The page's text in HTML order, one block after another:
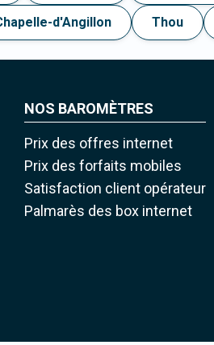
d'Angillon Thou
NOS BAROMÈTRES
Prix des offres internet
Prix des forfaits mobiles
Satisfaction client opérateur
Palmarès des box internet